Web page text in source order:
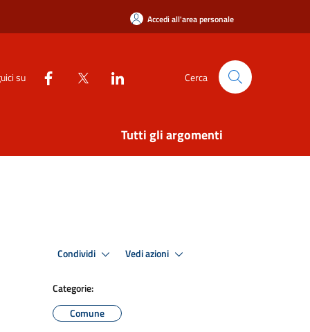
Accedi all'area personale
su Cerca
Tutti gli argomenti
Condividi Vedi azioni
Categorie:
Comune